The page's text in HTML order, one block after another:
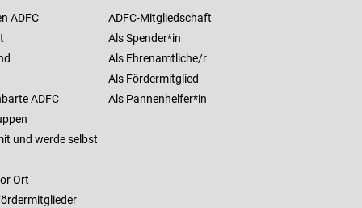
ADFC
ADFC
und werde selbst
Ort
ADFC-Mitgliedschaft
Als Spender*in
Als Ehrenamtliche/r
Als Fördermitglied
Als Pannenhelfer*in